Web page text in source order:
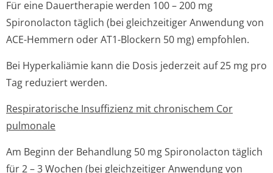
Für eine Dauertherapie werden 100 – 200 mg
Spironolacton täglich (bei gleichzeitiger Anwendung von
ACE-Hemmern oder AT1-Blockern 50 mg) empfohlen.
Bei Hyperkaliämie kann die Dosis jederzeit auf 25 mg pro
Tag reduziert werden.
Respiratorische Insuffizienz mit chronischem Cor
pulmonale
Am Beginn der Behandlung 50 mg Spironolacton täglich
für 2 – 3 Wochen (bei gleichzeitiger Anwendung von